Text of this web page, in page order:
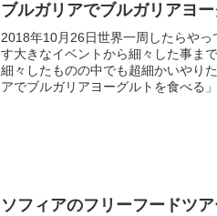
ブルガリアでブルガリアヨ
2018年10月26日世界一周したらや
す大きなイベントから細々した事ま
細々したものの中でも超細かいやり
アでブルガリアヨーグルトを食べる
ソフィアのフリーフードツ